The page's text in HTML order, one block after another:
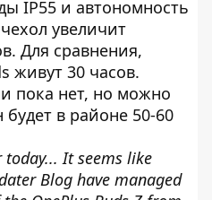
IP55 и автономность
увеличит
Для сравнения,
живут 30 часов.
пока нет, но можно
в районе 50-60
It seems like
Blog have managed